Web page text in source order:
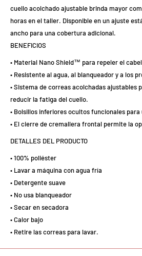
cuello acolchado ajustable brinda mayor
horas en el taller. Disponible en un ajuste
ancho para una cobertura adicional.
BENEFICIOS
• Material Nano Shield™ para repeler el
• Resistente al agua, al blanqueador y a los
• Sistema de correas acolchadas ajustables
reducir la fatiga del cuello.
• Bolsillos inferiores ocultos funcionales
• El cierre de cremallera frontal permite la
DETALLES DEL PRODUCTO
• 100% poliéster
• Lavar a máquina con agua fría
• Detergente suave
• No usa blanqueador
• Secar en secadora
• Calor bajo
• Retire las correas para lavar.